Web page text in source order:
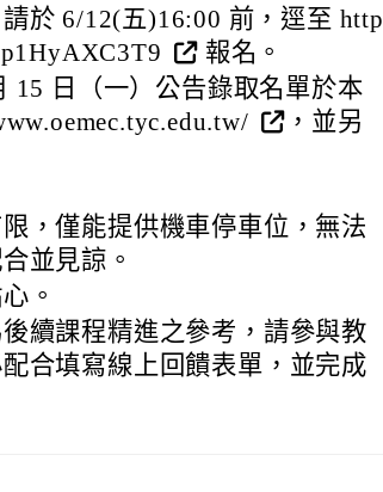
於 6/12(五)16:00 前，逕至 http
報名。
15 日（一）公告錄取名單於本
，並另
，僅能提供機車停車位，無法
並見諒。
。
續課程精進之參考，請參與教
合填寫線上回饋表單，並完成